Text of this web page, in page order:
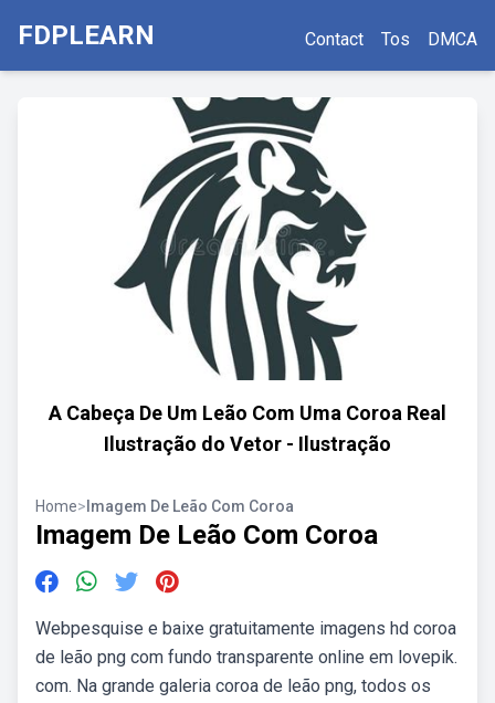
FDPLEARN Contact Tos DMCA
A Cabeça De Um Leão Com Uma Coroa Real
Ilustração do Vetor - Ilustração
Home> Imagem De Leão Com Coroa
Imagem De Leão Com Coroa
Webpesquise e baixe gratuitamente imagens hd coroa
de leão png com fundo transparente online em lovepik.
com. Na grande galeria coroa de leão png, todos os